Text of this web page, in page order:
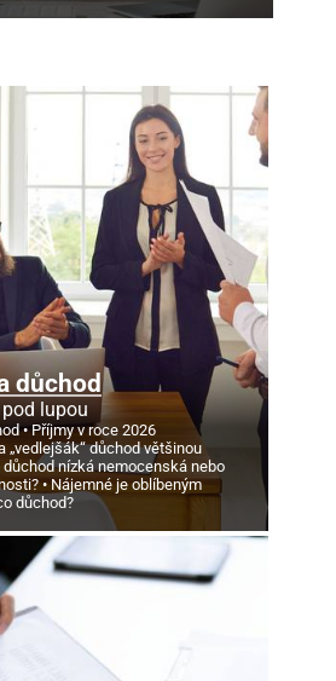
důchod
lupou
Příjmy v roce 2026
„vedlejšák“ důchod většinou
nízká nemocenská nebo
Nájemné je oblíbeným
důchod?